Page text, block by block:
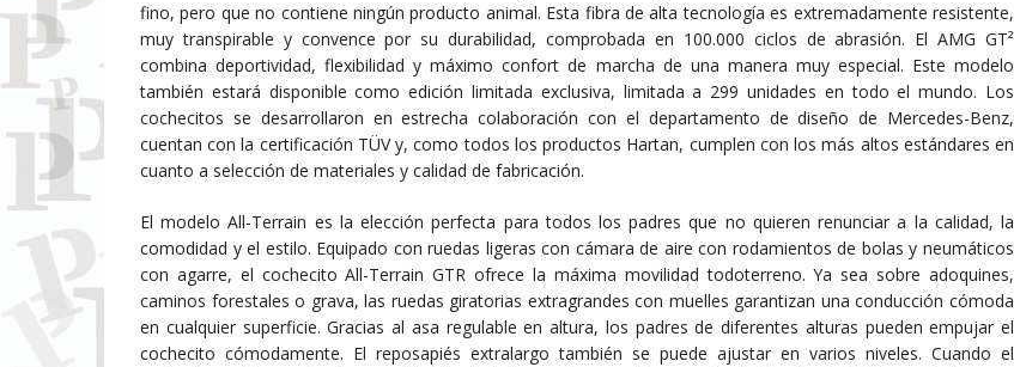
fino, pero que no contiene ningún producto animal. Esta fibra de alta tecnología es extremadamente resistente,
muy transpirable y convence por su durabilidad, comprobada en 100.000 ciclos de abrasión. El AMG GT²
combina deportividad, flexibilidad y máximo confort de marcha de una manera muy especial. Este modelo
también estará disponible como edición limitada exclusiva, limitada a 299 unidades en todo el mundo. Los
cochecitos se desarrollaron en estrecha colaboración con el departamento de diseño de Mercedes-Benz,
cuentan con la certificación TÜV y, como todos los productos Hartan, cumplen con los más altos estándares en
cuanto a selección de materiales y calidad de fabricación.
El modelo All-Terrain es la elección perfecta para todos los padres que no quieren renunciar a la calidad, la
comodidad y el estilo. Equipado con ruedas ligeras con cámara de aire con rodamientos de bolas y neumáticos
con agarre, el cochecito All-Terrain GTR ofrece la máxima movilidad todoterreno. Ya sea sobre adoquines,
caminos forestales o grava, las ruedas giratorias extragrandes con muelles garantizan una conducción cómoda
en cualquier superficie. Gracias al asa regulable en altura, los padres de diferentes alturas pueden empujar el
cochecito cómodamente. El reposapiés extralargo también se puede ajustar en varios niveles. Cuando el